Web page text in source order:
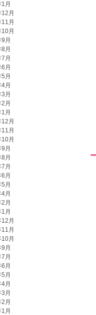
月
月
月
月
月
月
月
月
月
月
月
月
月
月
月
月
月
月
月
月
月
月
月
月
月
月
月
月
月
月
月
月
月
月
月